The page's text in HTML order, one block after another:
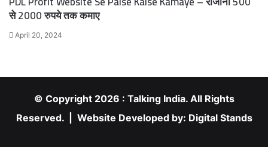
से 2000 रुपये तक कमाए
April 20, 2024
© Copyright 2026 : Talking India. All Rights
Reserved. | Website Developed by: Digital Stands